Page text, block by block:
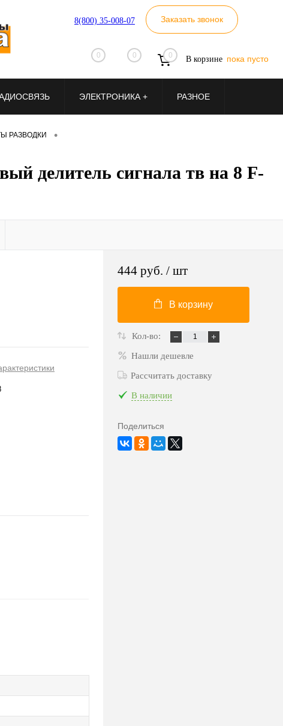
8(800) 35-008-07 Заказать звонок
0 0 0 В корзине пока пусто
ЭЛЕКТРОНИКА + РАЗНОЕ
РАЗВОДКИ •
делитель сигнала тв на 8 F-
444 руб. / шт
В корзину
Кол-во:
Нашли дешевле
Рассчитать доставку
В наличии
Поделиться